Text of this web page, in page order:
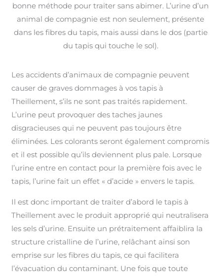
bonne méthode pour traiter sans abimer. L’urine d’un
animal de compagnie est non seulement, présente
dans les fibres du tapis, mais aussi dans le dos (partie
du tapis qui touche le sol).
Les accidents d’animaux de compagnie peuvent
causer de graves dommages à vos tapis à
Theillement, s’ils ne sont pas traités rapidement.
L’urine peut provoquer des taches jaunes
disgracieuses qui ne peuvent pas toujours être
éliminées. Les colorants seront également compromis
et il est possible qu’ils deviennent plus pale. Lorsque
l’urine entre en contact pour la première fois avec le
tapis, l’urine fait un effet « d’acide » envers le tapis.
Il est donc important de traiter d’abord le tapis à
Theillement avec le produit approprié qui neutralisera
les sels d’urine. Ensuite un prétraitement affaiblira la
structure cristalline de l’urine, relâchant ainsi son
emprise sur les fibres du tapis, ce qui facilitera
l’évacuation du contaminant. Une fois que toute